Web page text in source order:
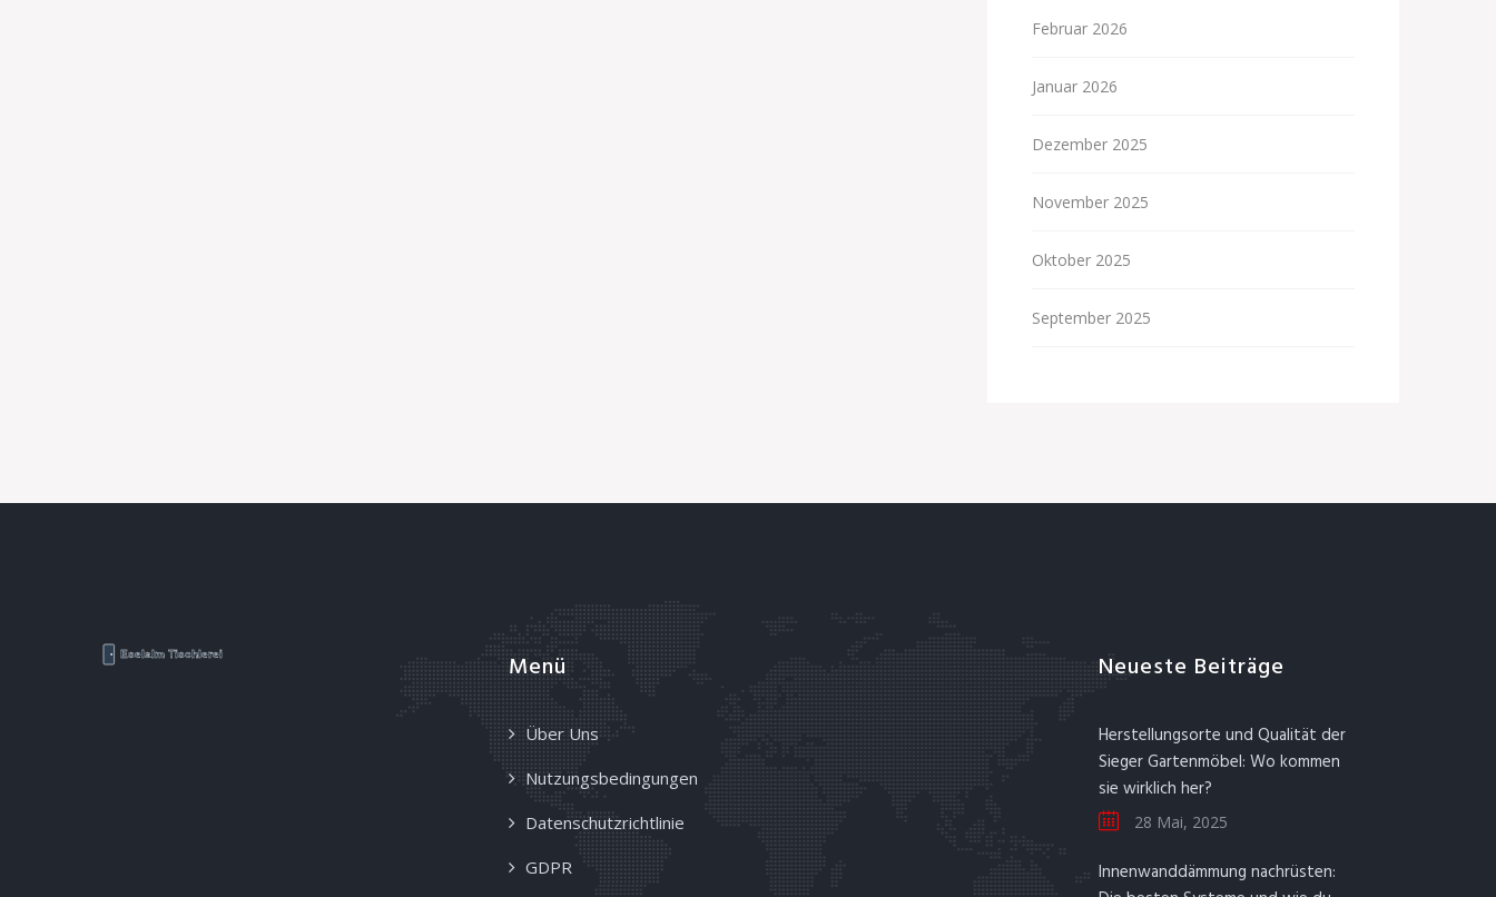
Februar 2026
Januar 2026
Dezember 2025
November 2025
Oktober 2025
September 2025
Menü
Über Uns
Nutzungsbedingungen
Datenschutzrichtlinie
GDPR
Neueste Beiträge
Herstellungsorte und Qualität der
Sieger Gartenmöbel: Wo kommen
sie wirklich her?
28 Mai, 2025
Innenwanddämmung nachrüsten: